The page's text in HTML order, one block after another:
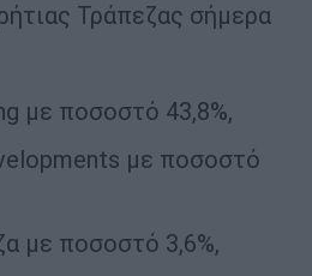
Τράπεζας σήμερα
με ποσοστό 43,8%,
με ποσοστό
με ποσοστό 3,6%,